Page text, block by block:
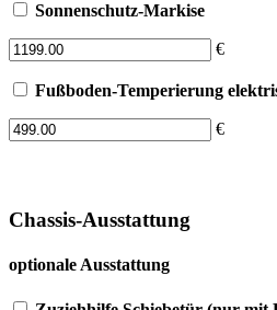
Sonnenschutz-Markise
€
Fußboden-Temperierung
€
Chassis-Ausstattung
optionale Ausstattung